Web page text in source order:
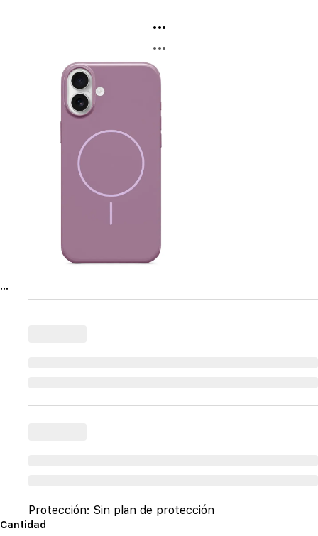
...
...
...
Protección: Sin plan de protección
Cantidad